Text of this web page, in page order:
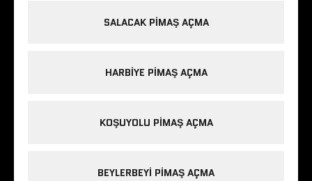
SALACAK PIMAŞ AÇMA
HARBIYE PIMAŞ AÇMA
KOŞUYOLU PIMAŞ AÇMA
BEYLERBEYI PIMAŞ AÇMA